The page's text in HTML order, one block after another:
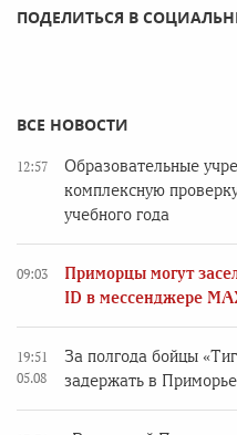
ПОДЕЛИТЬСЯ В
ВСЕ НОВОСТИ
12:57
Образовательные
комплексную
учебного года
09:03
Приморцы могут
ID в мессенджере
19:51
05.08
За полгода бойцы
задержать в